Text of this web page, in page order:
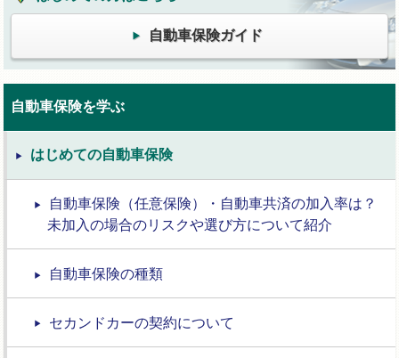
自動車保険ガイド
自動車保険を学ぶ
はじめての自動車保険
自動車保険（任意保険）・自動車共済の加入率は？
未加入の場合のリスクや選び方について紹介
自動車保険の種類
セカンドカーの契約について